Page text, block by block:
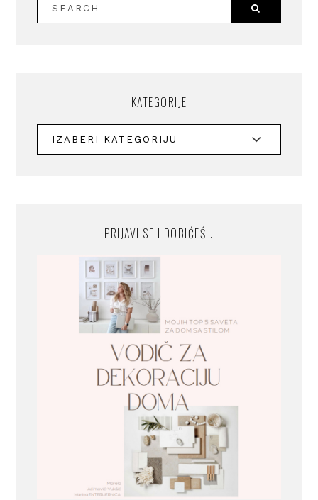
KATEGORIJE
PRIJAVI SE I DOBIĆEŠ…